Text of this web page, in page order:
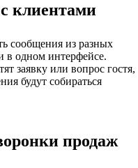
клиентами
сообщения из разных
в одном интерфейсе.
заявку или вопрос гостя,
будут собираться
продаж